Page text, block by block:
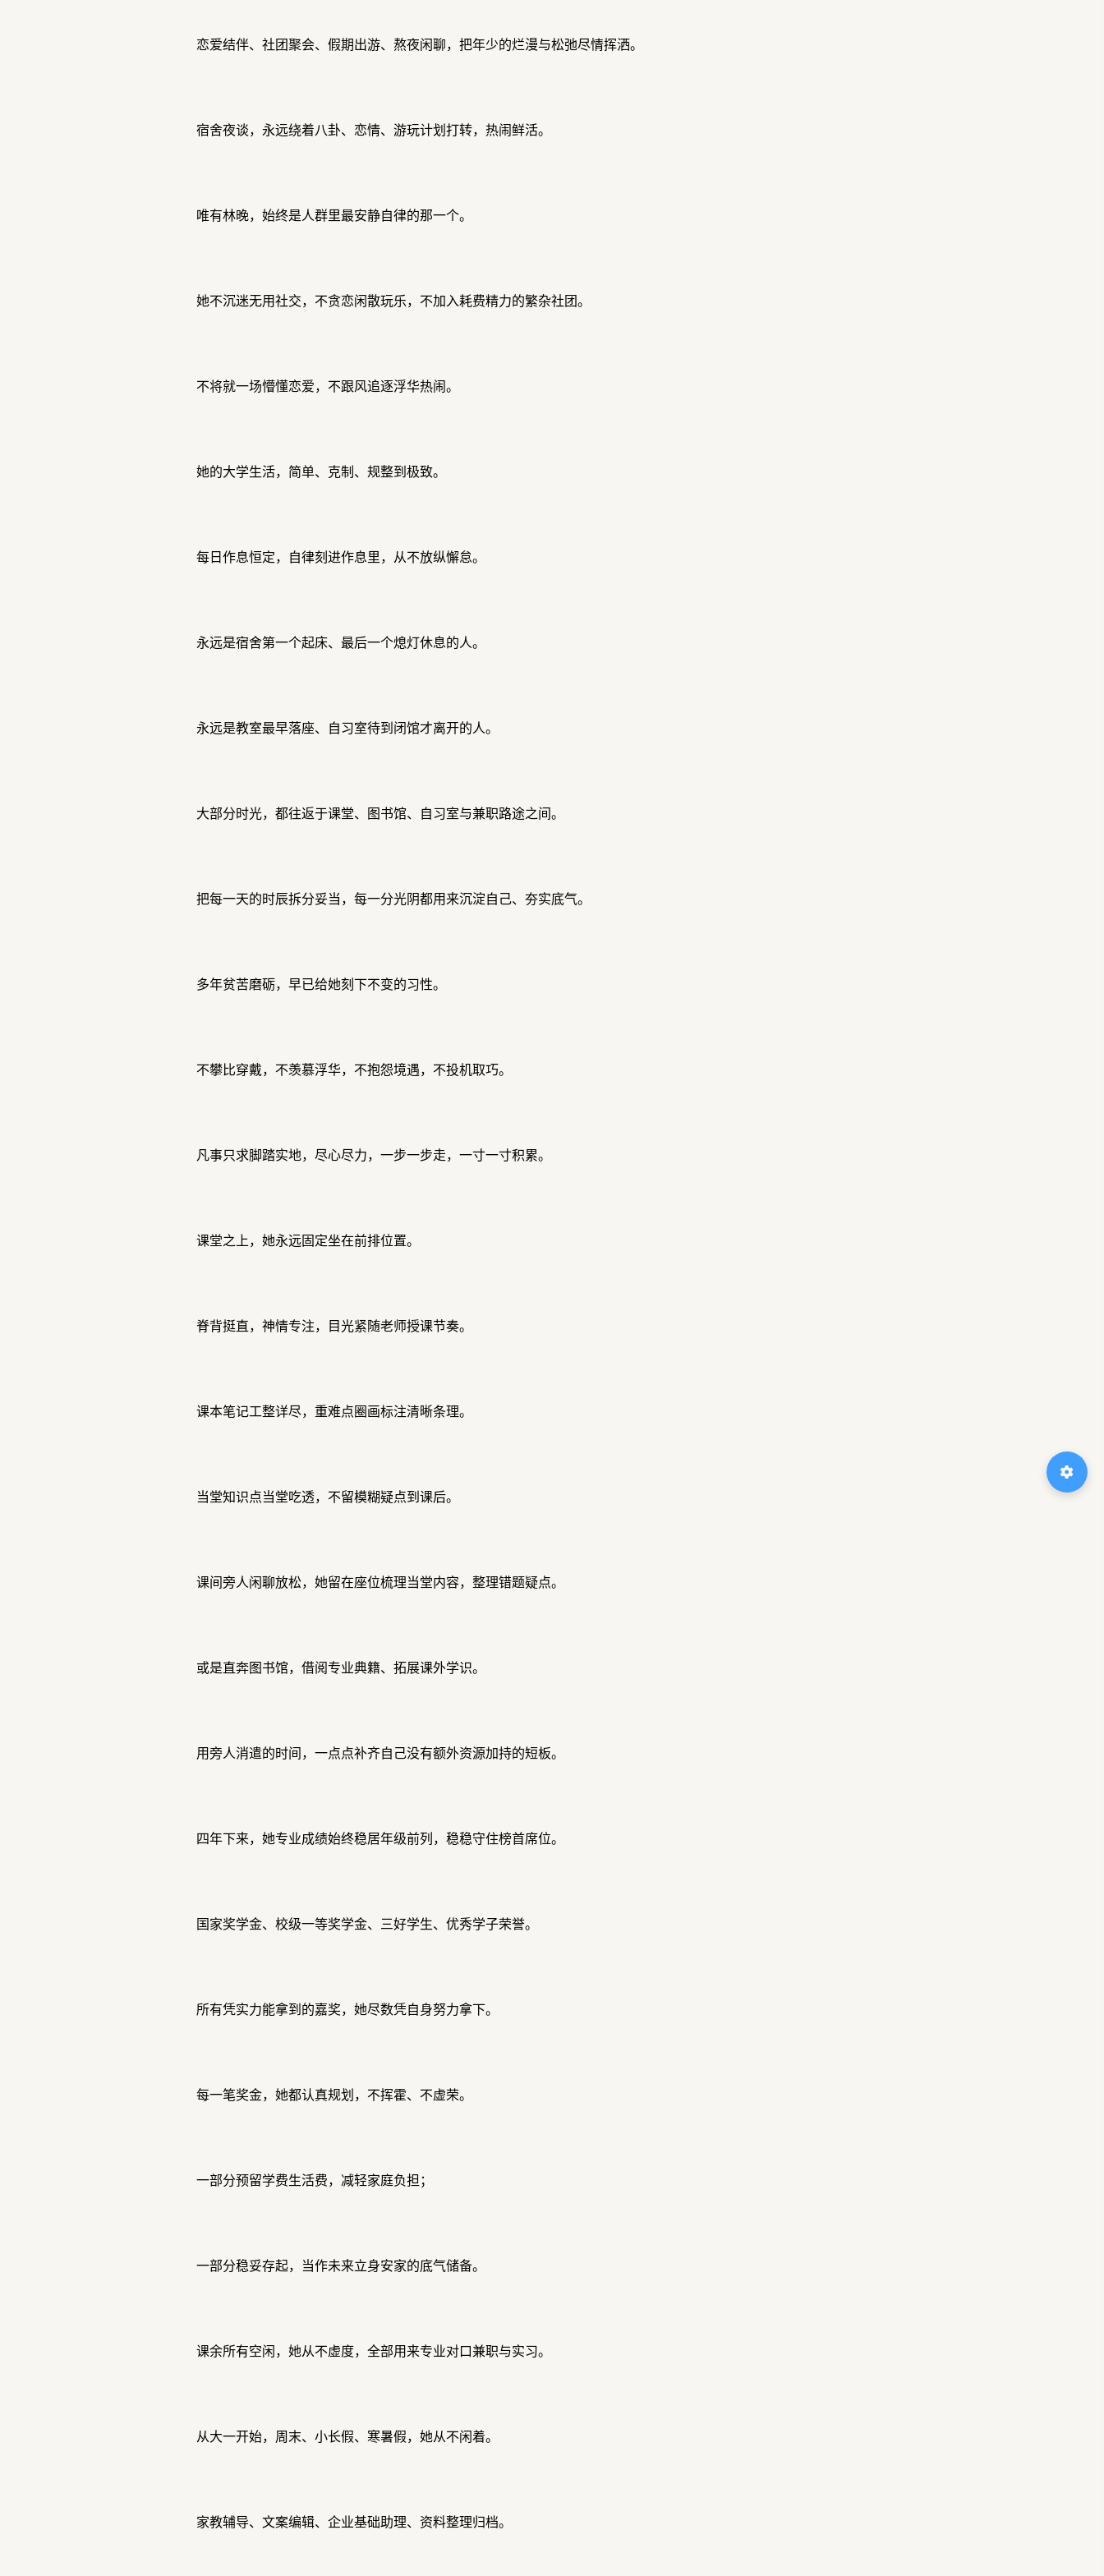
恋爱结伴、社团聚会、假期出游、熬夜闲聊，把年少的烂漫与松弛尽情挥洒。
宿舍夜谈，永远绕着八卦、恋情、游玩计划打转，热闹鲜活。
唯有林晚，始终是人群里最安静自律的那一个。
她不沉迷无用社交，不贪恋闲散玩乐，不加入耗费精力的繁杂社团。
不将就一场懵懂恋爱，不跟风追逐浮华热闹。
她的大学生活，简单、克制、规整到极致。
每日作息恒定，自律刻进作息里，从不放纵懈怠。
永远是宿舍第一个起床、最后一个熄灯休息的人。
永远是教室最早落座、自习室待到闭馆才离开的人。
大部分时光，都往返于课堂、图书馆、自习室与兼职路途之间。
把每一天的时辰拆分妥当，每一分光阴都用来沉淀自己、夯实底气。
多年贫苦磨砺，早已给她刻下不变的习性。
不攀比穿戴，不羡慕浮华，不抱怨境遇，不投机取巧。
凡事只求脚踏实地，尽心尽力，一步一步走，一寸一寸积累。
课堂之上，她永远固定坐在前排位置。
脊背挺直，神情专注，目光紧随老师授课节奏。
课本笔记工整详尽，重难点圈画标注清晰条理。
当堂知识点当堂吃透，不留模糊疑点到课后。
课间旁人闲聊放松，她留在座位梳理当堂内容，整理错题疑点。
或是直奔图书馆，借阅专业典籍、拓展课外学识。
用旁人消遣的时间，一点点补齐自己没有额外资源加持的短板。
四年下来，她专业成绩始终稳居年级前列，稳稳守住榜首席位。
国家奖学金、校级一等奖学金、三好学生、优秀学子荣誉。
所有凭实力能拿到的嘉奖，她尽数凭自身努力拿下。
每一笔奖金，她都认真规划，不挥霍、不虚荣。
一部分预留学费生活费，减轻家庭负担；
一部分稳妥存起，当作未来立身安家的底气储备。
课余所有空闲，她从不虚度，全部用来专业对口兼职与实习。
从大一开始，周末、小长假、寒暑假，她从不闲着。
家教辅导、文案编辑、企业基础助理、资料整理归档。